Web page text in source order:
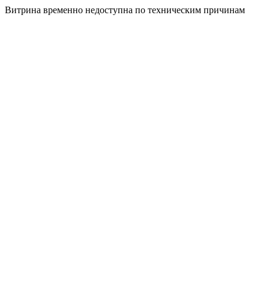
Витрина временно недоступна по техническим причинам